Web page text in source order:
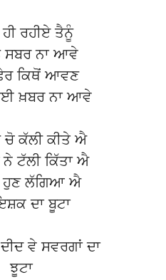
ਰਹੀਏ ਤੈਨੂੰ
ਸਬਰ ਨਾ ਆਵੇ
ਕਿਥੋਂ ਆਵਣ
ਖ਼ਬਰ ਨਾ ਆਵੇ
ਚੋ ਕੱਲੀ ਕੀਤੇ ਐ
ਟੱਲੀ ਕਿੱਤਾ ਐ
ਹੁਣ ਲੱਗਿਆ ਐ
ਦਾ ਬੂਟਾ
ਵੇ ਸਵਰਗਾਂ ਦਾ
ਝੂਟਾ